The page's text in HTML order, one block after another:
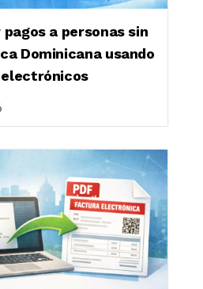
a personas sin
Dominicana usando